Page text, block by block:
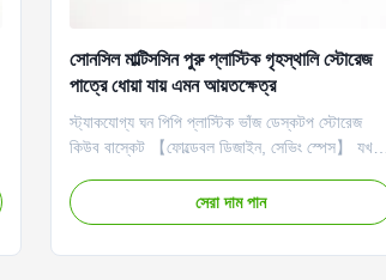
সোনসিল মাল্টিসসিন পুরু প্লাস্টিক গৃহস্থালি স্টোরেজ
পাত্রে ধোয়া যায় এমন আয়তক্ষেত্র
স্ট্যাকযোগ্য ঘন পিপি প্লাস্টিক ভাঁজ ডেস্কটপ স্টোরেজ
কিউব বাস্কেট 【ফোল্ডেবল ডিজাইন, সেভিং স্পেস】 যখন
কম্প্যাক্ট স্টোরেজের জন্য 1 ইঞ্চি উচ্চতায় ভাঁজ করা যেতে
পারে, একত্রিত করা এবং বিচ্ছিন্ন করা সহজ, স্থান বাঁচাতে
সেরা দাম পান